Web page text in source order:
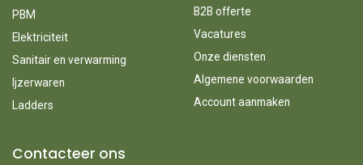
PBM
Elektriciteit
Sanitair en verwarming
Ijzerwaren
Ladders
B2B offerte
Vacatures
Onze diensten
Algemene voorwaarden
Account aanmaken
Contacteer ons